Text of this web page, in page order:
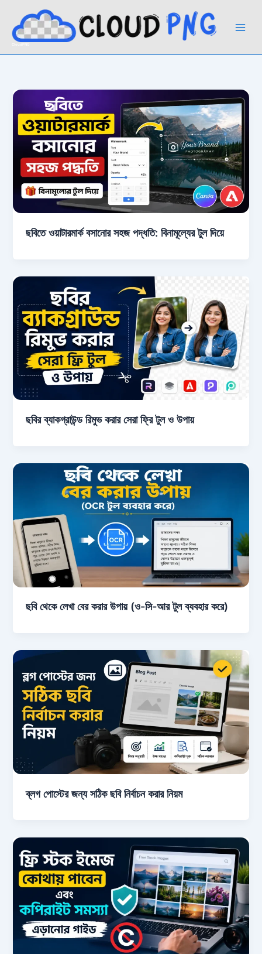
content
ছবিতে ওয়াটারমার্ক বসানোর সহজ পদ্ধতি: বিনামূল্যের টুল দিয়ে
ছবির ব্যাকগ্রাউন্ড রিমুভ করার সেরা ফ্রি টুল ও উপায়
ছবি থেকে লেখা বের করার উপায় (ও-সি-আর টুল ব্যবহার করে)
ব্লগ পোস্টের জন্য সঠিক ছবি নির্বাচন করার নিয়ম